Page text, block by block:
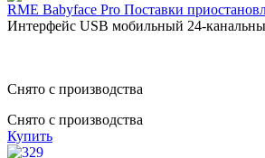
RME Babyface Pro Поставки
Интерфейс USB мобильный 24-
Снято с производства
Снято с производства
Купить